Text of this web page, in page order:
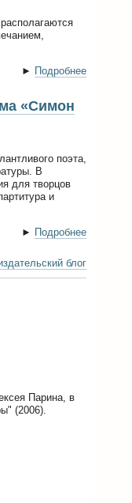
► Подробнее
«Симон
поэта,
В
для творцов
и
► Подробнее
блог
Парина, в
(2006).